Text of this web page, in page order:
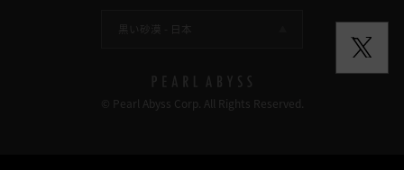
黒い砂漠 - 日本
© Pearl Abyss Corp. All Rights Reserved.